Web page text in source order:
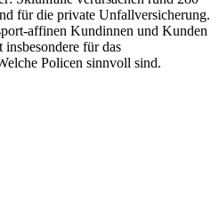
für die private Unfallversicherung.
affinen Kundinnen und Kunden
für das
Policen sinnvoll sind.